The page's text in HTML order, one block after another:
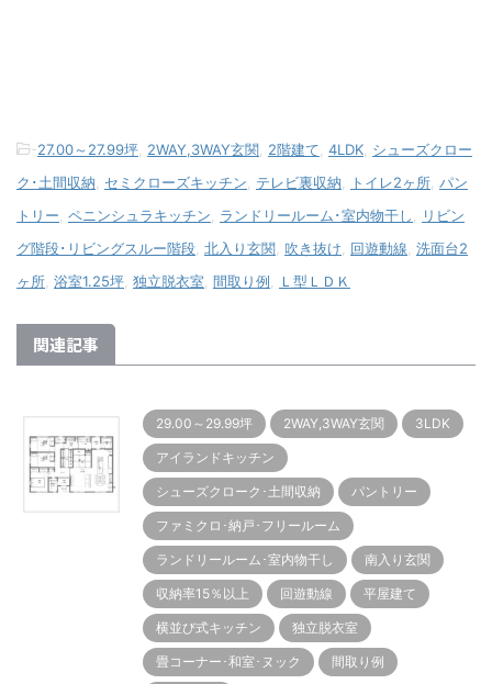
-27.00～27.99坪 2WAY,3WAY玄関 2階建て 4LDK シューズクロー
ク･土間収納
セミクローズキッチン テレビ裏収納 トイレ2ヶ所 パン
トリー ペニンシュラキッチン ランドリールーム･室内物干し
リビン
グ階段･リビングスルー階段 北入り玄関 吹き抜け 回遊動線 洗面台2
ヶ所 浴室1.25坪 独立脱衣室 間取り例 Ｌ型ＬＤＫ
関連記事
29.00～29.99坪 2WAY,3WAY玄関 3LDK
アイランドキッチン
シューズクローク･土間収納 パントリー
ファミクロ･納戸･フリールーム
ランドリールーム･室内物干し 南入り玄関
収納率15％以上 回遊動線 平屋建て
横並び式キッチン 独立脱衣室
畳コーナー･和室･ヌック 間取り例